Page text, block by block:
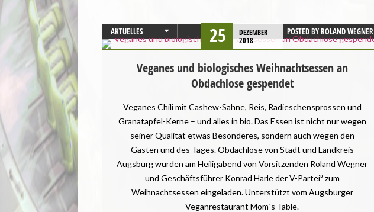
AKTUELLES
PRESSEMITTEILUNG
POSTED BYROLAND WEGNER
25
DEZEMBER
2018
Veganes und biologisches Weihnachtsessen an
Obdachlose gespendet
Veganes Chili mit Cashew-Sahne, Reis, Radieschensprossen und
Granatapfel-Kerne – und alles in bio. Das Essen ist nicht nur wegen
seiner Qualität etwas Besonderes, sondern auch wegen den
Gästen und des Tages. Obdachlose von Stadt und Landkreis
Augsburg wurden am Heiligabend von Vorsitzenden Roland Wegner
und Geschäftsführer Konrad Harle der V-Partei³ zum
Weihnachtsessen eingeladen. Unterstützt vom Augsburger
Veganrestaurant Mom´s Table.